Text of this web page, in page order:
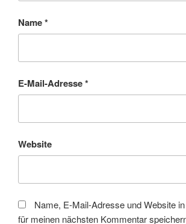
Name*
E-Mail-Adresse*
Website
Name, E-Mail-Adresse und Website
für meinen nächsten Kommentar